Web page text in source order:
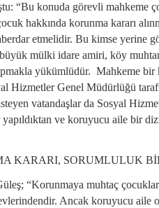
“Bu konuda görevli mahkeme
hakkında korunma kararı
etmelidir. Bu kimse yerine
mülki idare amiri, köy
yükümlüdür. Mahkeme bir
Hizmetler Genel Müdürlüğü
vatandaşlar da Sosyal
yapıldıktan ve koruyucu aile bir
KARARI, SORUMLULUK
“Korunmaya muhtaç
Ancak koruyucu aile